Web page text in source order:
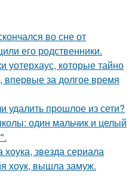
во сне от
его родственники.
уотерхаус, которые тайно
за долгое время
прошлое из сети?
один мальчик и целый
звезда сериала
хоук, вышла замуж.